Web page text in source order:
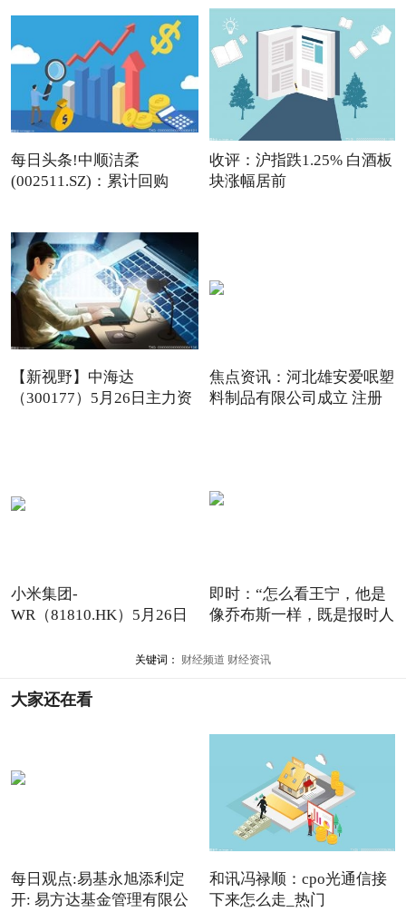
每日头条!中顺洁柔
(002511.SZ)：累计回购
收评：沪指跌1.25% 白酒板
块涨幅居前
【新视野】中海达
（300177）5月26日主力资
焦点资讯：河北雄安爱呡塑
料制品有限公司成立 注册
小米集团-
WR（81810.HK）5月26日
即时：“怎么看王宁，他是
像乔布斯一样，既是报时人
关键词： 财经频道 财经资讯
大家还在看
每日观点:易基永旭添利定
开: 易方达基金管理有限公
和讯冯禄顺：cpo光通信接
下来怎么走_热门